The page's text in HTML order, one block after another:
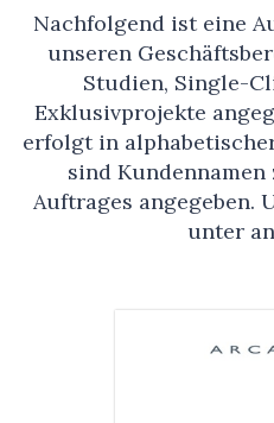
Nachfolgend ist eine
unseren
Studien, Single-
Exklusivprojekte
erfolgt in
sind
Auftrages angegeben.
unter